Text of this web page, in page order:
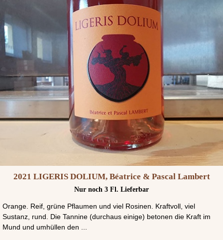
2021 LIGERIS DOLIUM, Béatrice & Pascal Lambert
Nur noch 3 Fl. Lieferbar
Orange. Reif, grüne Pflaumen und viel Rosinen. Kraftvoll, viel
Sustanz, rund. Die Tannine (durchaus einige) betonen die Kraft im
Mund und umhüllen den ...